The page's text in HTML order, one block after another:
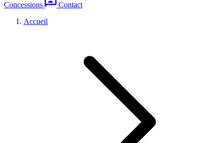
Concessions
Contact
Accueil